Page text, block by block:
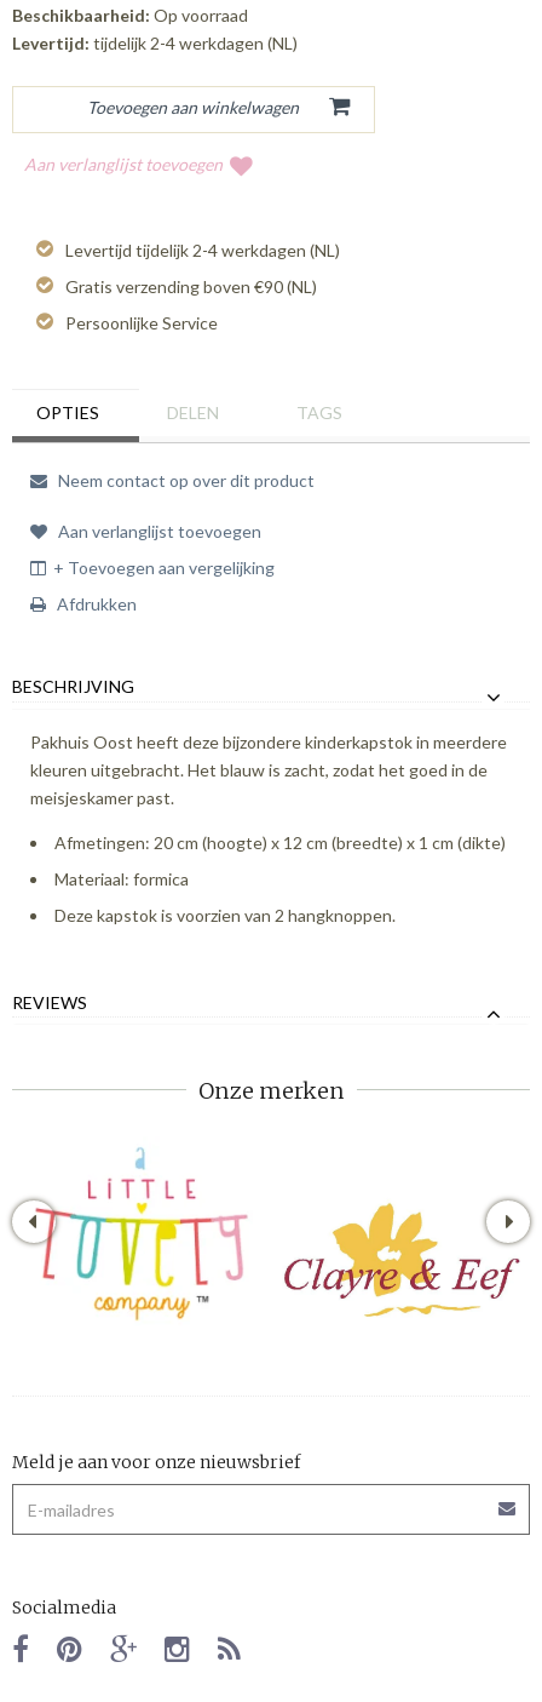
Beschikbaarheid: Op voorraad
Levertijd: tijdelijk 2-4 werkdagen (NL)
Aan verlanglijst toevoegen
Levertijd tijdelijk 2-4 werkdagen (NL)
Gratis verzending boven €90 (NL)
Persoonlijke Service
OPTIES DELEN TAGS
Neem contact op over dit product
Aan verlanglijst toevoegen
+ Toevoegen aan vergelijking
Afdrukken
BESCHRIJVING
Pakhuis Oost heeft deze bijzondere kinderkapstok in meerdere
kleuren uitgebracht. Het blauw is zacht, zodat het goed in de
meisjeskamer past.
Afmetingen: 20 cm (hoogte) x 12 cm (breedte) x 1 cm (dikte)
Materiaal: formica
Deze kapstok is voorzien van 2 hangknoppen.
REVIEWS
Onze merken
Meld je aan voor onze nieuwsbrief
Socialmedia